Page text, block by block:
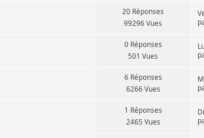
20 Réponses
99296 Vues
0 Réponses
501 Vues
6 Réponses
6266 Vues
1 Réponses
2465 Vues